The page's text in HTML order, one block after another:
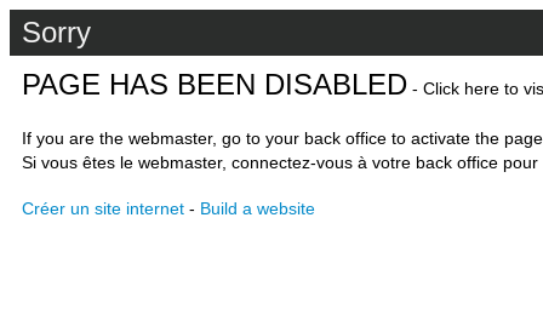
Sorry
PAGE HAS BEEN DISABLED - Click here to
If you are the webmaster, go to your back office to activate the
Si vous êtes le webmaster, connectez-vous à votre back office
Créer un site internet - Build a website